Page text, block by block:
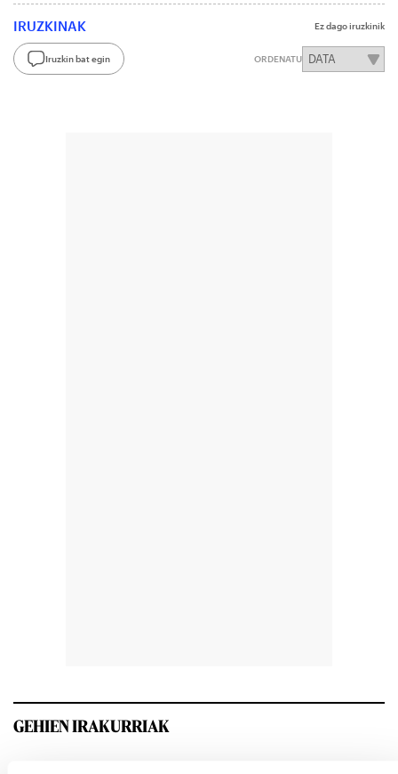
IRUZKINAK Ez dago iruzkinik
Iruzkin bat egin ORDENATU
GEHIEN IRAKURRIAK